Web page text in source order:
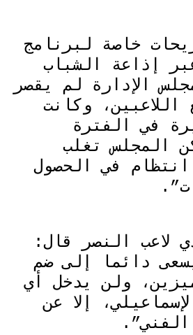
خاصة لبرنامج
إذاعة الشباب
الإدارة لم يقصر
وكانت
في الفترة
المجلس تغلب
في الحصول
لاعب النصر قال:
دائما إلى ضم
ولن يدخل أي
إلا عن